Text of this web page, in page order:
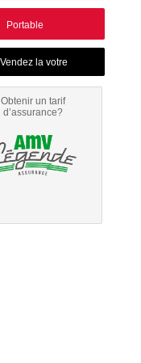
Portable
Obtenir un tarif
d’assurance?